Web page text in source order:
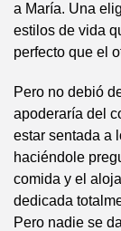
a María. Una
estilos de vida
perfecto que el
Pero no debió
apoderaría del
estar sentada a
haciéndole
comida y el
dedicada
Pero nadie se